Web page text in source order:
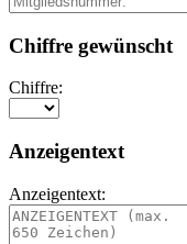
Chiffre gewünscht
Chiffre:
Anzeigentext
Anzeigentext: